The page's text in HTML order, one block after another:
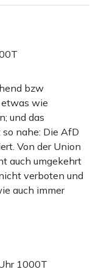
bzw
wie
und das
nahe: Die AfD
Von der Union
auch umgekehrt
verboten und
auch immer
1000T